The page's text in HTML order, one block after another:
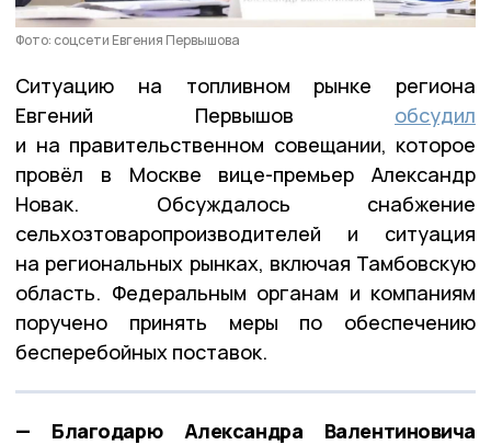
Фото: соцсети Евгения Первышова
Ситуацию на топливном рынке региона
Евгений Первышов обсудил
и на правительственном совещании, которое
провёл в Москве вице-премьер Александр
Новак. Обсуждалось снабжение
сельхозтоваропроизводителей и ситуация
на региональных рынках, включая Тамбовскую
область. Федеральным органам и компаниям
поручено принять меры по обеспечению
бесперебойных поставок.
— Благодарю Александра Валентиновича